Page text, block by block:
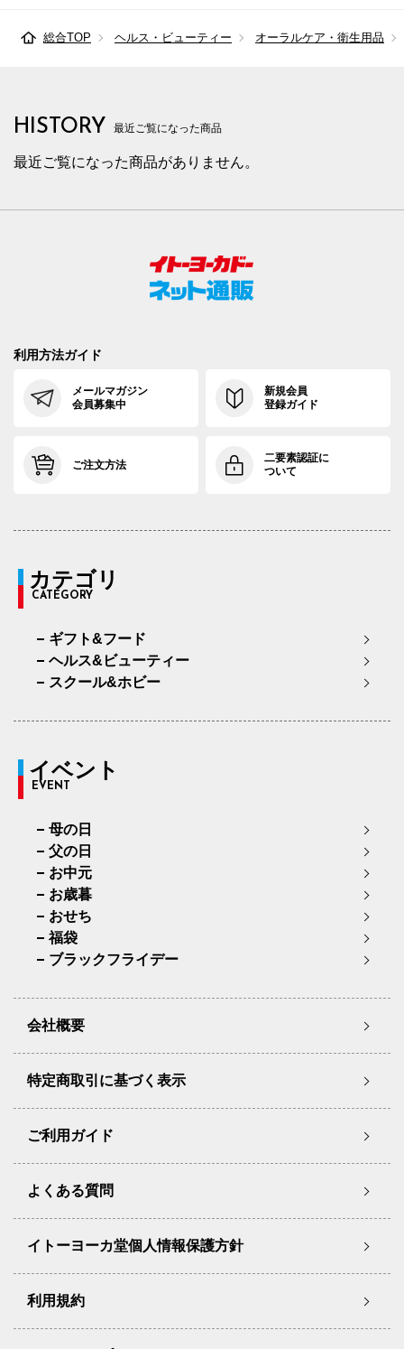
総合TOP ヘルス・ビューティー オーラルケア・衛生用品
HISTORY 最近ご覧になった商品
最近ご覧になった商品がありません。
利用方法ガイド
メールマガジン
会員募集中
新規会員
登録ガイド
ご注文方法
二要素認証に
ついて
カテゴリ
CATEGORY
ギフト&フード
ヘルス&ビューティー
スクール&ホビー
イベント
EVENT
母の日
父の日
お中元
お歳暮
おせち
福袋
ブラックフライデー
会社概要
特定商取引に基づく表示
ご利用ガイド
よくある質問
イトーヨーカ堂個人情報保護方針
利用規約